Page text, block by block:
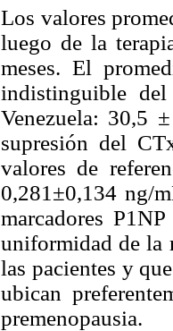
Los valores
luego de la
meses. El
indistinguible del
Venezuela: 30,5
supresión del
valores de
0,281±0,134 ng/
marcadores
uniformidad de la
las pacientes y
ubican
premenopausia.